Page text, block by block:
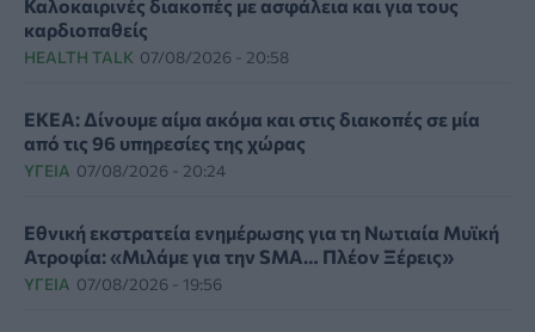
Καλοκαιρινές διακοπές με ασφάλεια και για τους
καρδιοπαθείς
HEALTH TALK 07/08/2026 - 20:58
ΕΚΕΑ: Δίνουμε αίμα ακόμα και στις διακοπές σε μία
από τις 96 υπηρεσίες της χώρας
ΥΓΕΊΑ 07/08/2026 - 20:24
Εθνική εκστρατεία ενημέρωσης για τη Νωτιαία Μυϊκή
Ατροφία: «Μιλάμε για την SMA… Πλέον Ξέρεις»
ΥΓΕΊΑ 07/08/2026 - 19:56